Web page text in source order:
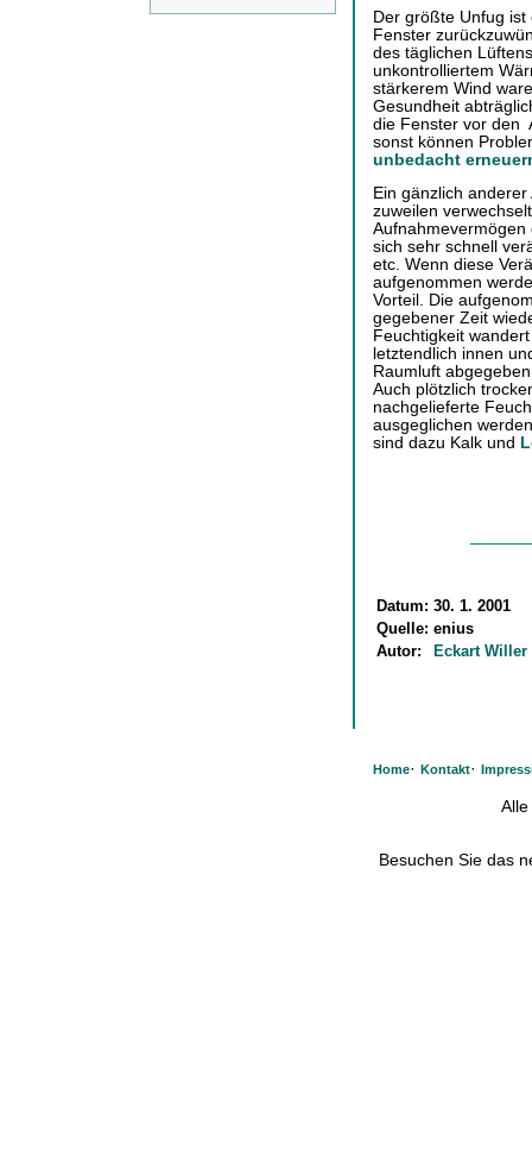
Der größte Unfug ist
Fenster
des täglichen
unkontrolliertem
stärkerem Wind
Gesundheit
die Fenster vor den
sonst können
unbedacht
Ein gänzlich
zuweilen
Aufnahmevermögen
sich sehr schnell
etc. Wenn diese
aufgenommen
Vorteil. Die
gegebener Zeit
Feuchtigkeit
letztendlich innen
Raumluft
Auch plötzlich
nachgelieferte
ausgeglichen
sind dazu Kalk und
Datum: 30. 1. 2001
Quelle: enius
Autor:
Eckart Willer
Home· Kontakt·
Besuchen Sie das